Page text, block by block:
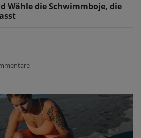
Wähle die Schwimmboje, die